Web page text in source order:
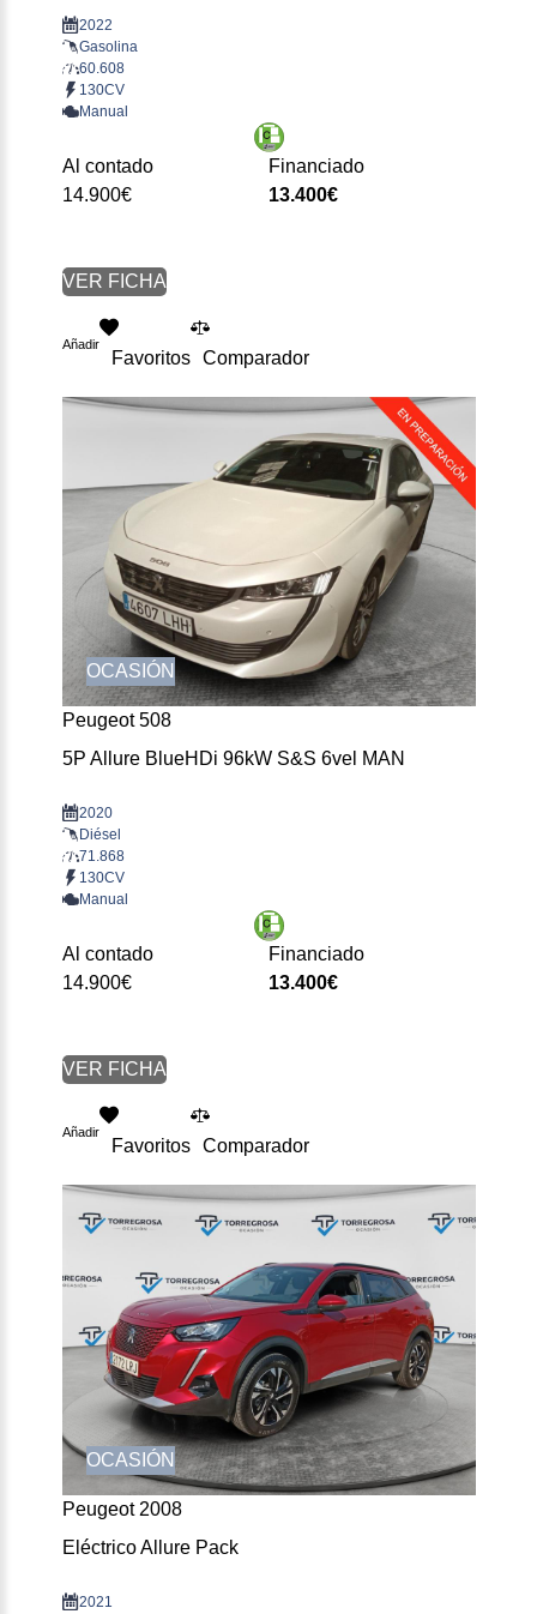
2022
Gasolina
60.608
130CV
Manual
Al contado
14.900€
Financiado
13.400€
VER FICHA
Añadir
Favoritos Comparador
OCASIÓN
Peugeot 508
5P Allure BlueHDi 96kW S&S 6vel MAN
2020
Diésel
71.868
130CV
Manual
Al contado
14.900€
Financiado
13.400€
VER FICHA
Añadir
Favoritos Comparador
OCASIÓN
Peugeot 2008
Eléctrico Allure Pack
2021